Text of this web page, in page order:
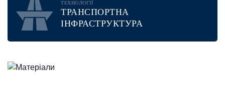
ТЕХНОЛОГІЇ
ТРАНСПОРТНА
ІНФРАСТРУКТУРА